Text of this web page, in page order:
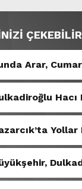
ÇEKEBİLİR
Arar,
Hacı